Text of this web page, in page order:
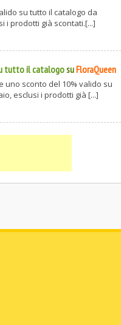
su tutto il catalogo da
i prodotti già scontati.[...]
tutto il catalogosuFloraQueen
sconto del 10% valido su
esclusi i prodotti già [...]